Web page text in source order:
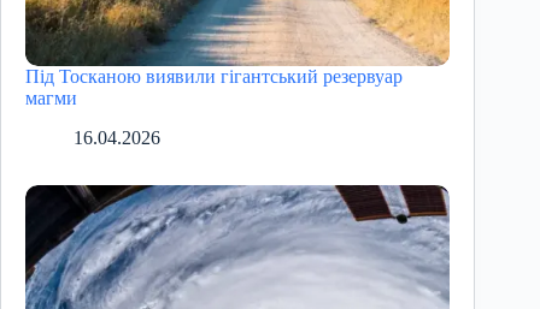
Під Тосканою виявили гігантський резервуар
магми
16.04.2026